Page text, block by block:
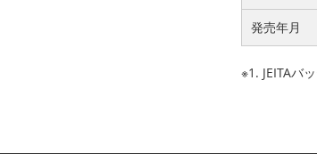
発売年月
※1. JEITAバ